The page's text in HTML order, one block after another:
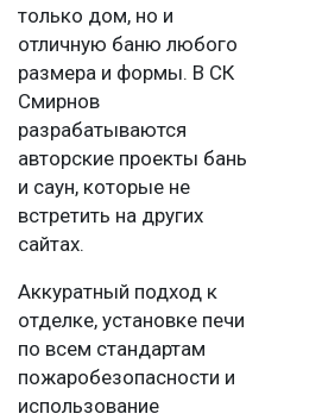
только дом, но и
отличную баню любого
размера и формы. В СК
Смирнов
разрабатываются
авторские проекты бань
и саун, которые не
встретить на других
сайтах.
Аккуратный подход к
отделке, установке печи
по всем стандартам
пожаробезопасности и
использование